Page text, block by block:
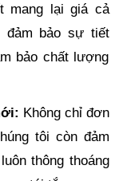
mang lại giá cả
đảm bảo sự tiết
bảo chất lượng
Không chỉ đơn
tôi còn đảm
thông thoáng